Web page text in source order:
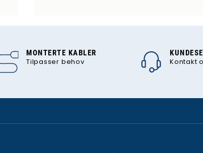
MONTERTE KABLER
Tilpasser behov Kontakt